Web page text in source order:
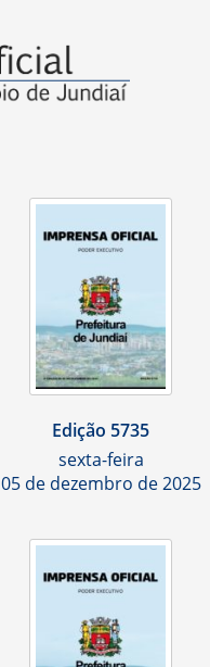
Edição 5735
sexta-feira
05 de dezembro de 2025